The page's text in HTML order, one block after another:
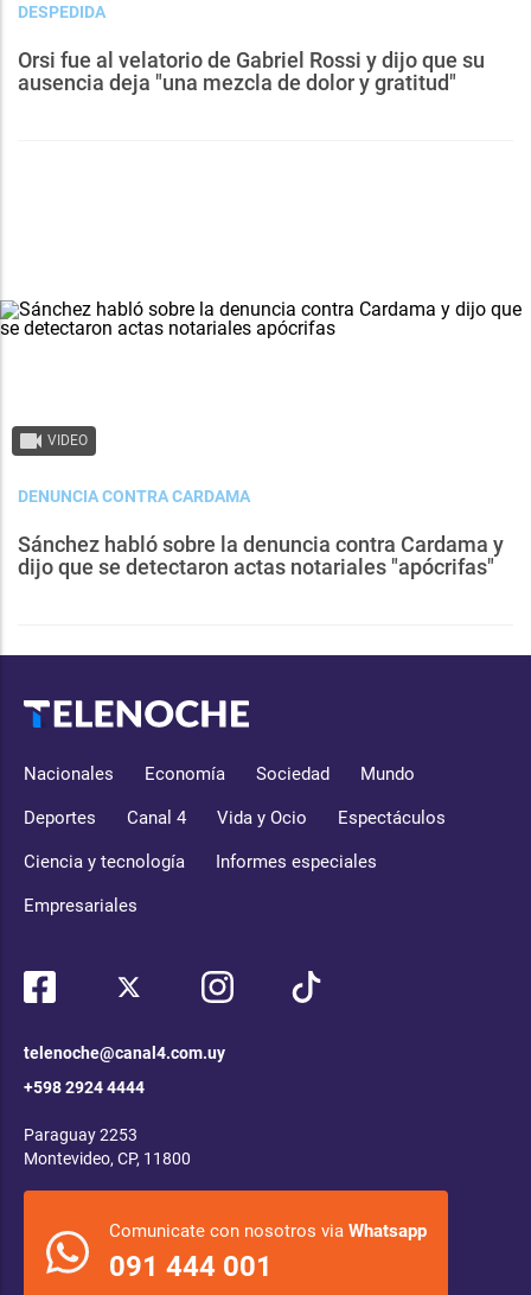
DESPEDIDA
Orsi fue al velatorio de Gabriel Rossi y dijo que su
ausencia deja "una mezcla de dolor y gratitud"
VIDEO
DENUNCIA CONTRA CARDAMA
Sánchez habló sobre la denuncia contra Cardama y
dijo que se detectaron actas notariales "apócrifas"
Nacionales Economía Sociedad Mundo
Deportes Canal 4 Vida y Ocio Espectáculos
Ciencia y tecnología Informes especiales
Empresariales
telenoche@canal4.com.uy
+598 2924 4444
Paraguay 2253
Montevideo, CP, 11800
Comunicate con nosotros via Whatsapp
091 444 001